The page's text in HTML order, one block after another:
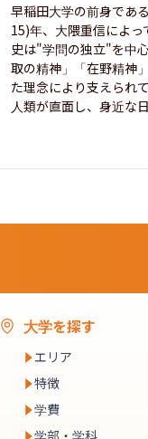
早稲田大学の前身であ
15)年、大隈重信によ
史は"学問の独立"を中
取の精神」「在野精神
た理念により支えられて
人類が直面し、身近な
大学を探す
エリア
特徴
学費
学部・学科